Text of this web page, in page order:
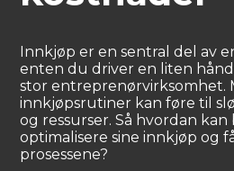
Innkjøp er en sentral del av
enten du driver en liten
stor entreprenørvirksomhet.
innkjøpsrutiner kan føre til
og ressurser. Så hvordan
optimalisere sine innkjøp og
prosessene?